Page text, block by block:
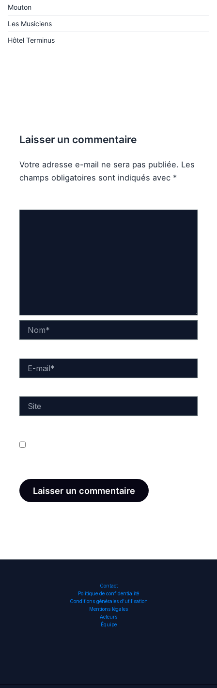
Mouton
Les Musiciens
Hôtel Terminus
Laisser un commentaire
Votre adresse e-mail ne sera pas publiée. Les
champs obligatoires sont indiqués avec *
mail*
Contact
Politique de confidentialité
Conditions générales d’utilisation
Mentions légales
Acteurs
Équipe